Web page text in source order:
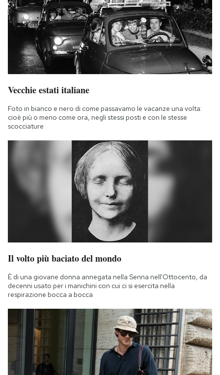
Area Personale
Newsletter
Notifiche mobile
Regala il Post
Hai bisogno di aiuto?
Esci
Vecchie estati italiane
Foto in bianco e nero di come passavamo le vacanze una volta:
cioè più o meno come ora, negli stessi posti e con le stesse
scocciature
Il volto più baciato del mondo
È di una giovane donna annegata nella Senna nell'Ottocento, da
decenni usato per i manichini con cui ci si esercita nella
respirazione bocca a bocca